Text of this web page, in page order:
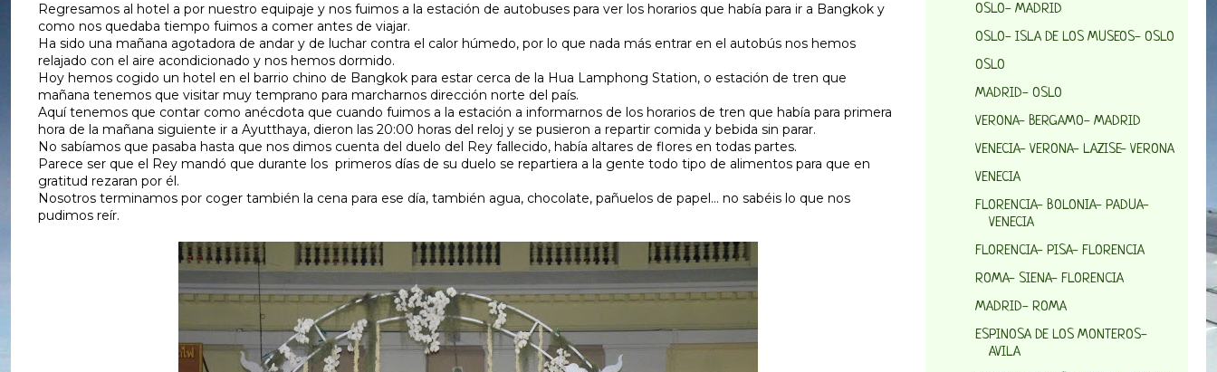
Regresamos al hotel a por nuestro equipaje y nos fuimos a la estación de autobuses para ver los horarios que había para ir a Bangkok y
como nos quedaba tiempo fuimos a comer antes de viajar.
Ha sido una mañana agotadora de andar y de luchar contra el calor húmedo, por lo que nada más entrar en el autobús nos hemos
relajado con el aire acondicionado y nos hemos dormido.
Hoy hemos cogido un hotel en el barrio chino de Bangkok para estar cerca de la Hua Lamphong Station, o estación de tren que
mañana tenemos que visitar muy temprano para marcharnos dirección norte del país.
Aquí tenemos que contar como anécdota que cuando fuimos a la estación a informarnos de los horarios de tren que había para primera
hora de la mañana siguiente ir a Ayutthaya, dieron las 20:00 horas del reloj y se pusieron a repartir comida y bebida sin parar.
No sabíamos que pasaba hasta que nos dimos cuenta del duelo del Rey fallecido, había altares de flores en todas partes.
Parece ser que el Rey mandó que durante los primeros días de su duelo se repartiera a la gente todo tipo de alimentos para que en
gratitud rezaran por él.
Nosotros terminamos por coger también la cena para ese día, también agua, chocolate, pañuelos de papel… no sabéis lo que nos
pudimos reír.
OSLO- MADRID
OSLO- ISLA DE LOS MUSEOS- OSLO
OSLO
MADRID- OSLO
VERONA- BERGAMO- MADRID
VENECIA- VERONA- LAZISE- VERONA
VENECIA
FLORENCIA- BOLONIA- PADUA-
VENECIA
FLORENCIA- PISA- FLORENCIA
ROMA- SIENA- FLORENCIA
MADRID- ROMA
ESPINOSA DE LOS MONTEROS-
AVILA